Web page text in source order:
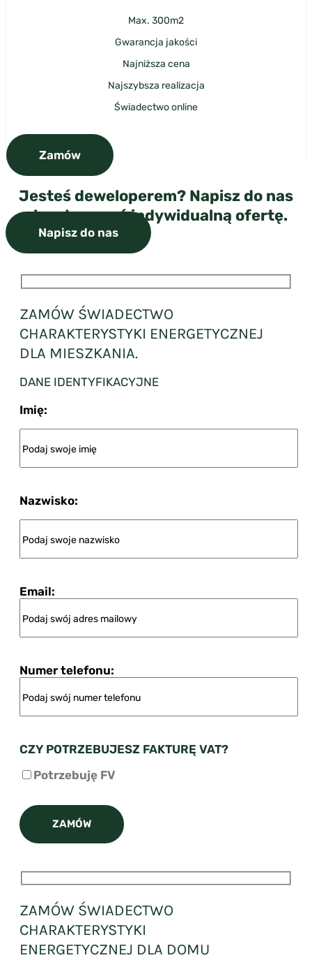
Max. 300m2
Gwarancja jakości
Najniższa cena
Najszybsza realizacja
Świadectwo online
Zamów
Jesteś deweloperem? Napisz do nas
aby otrzymać indywidualną ofertę.
Napisz do nas
ZAMÓW ŚWIADECTWO
CHARAKTERYSTYKI ENERGETYCZNEJ
DLA MIESZKANIA.
DANE IDENTYFIKACYJNE
Imię:
Nazwisko:
Email:
Numer telefonu:
CZY POTRZEBUJESZ FAKTURĘ VAT?
Potrzebuję FV
ZAMÓW ŚWIADECTWO
CHARAKTERYSTYKI
ENERGETYCZNEJ DLA DOMU